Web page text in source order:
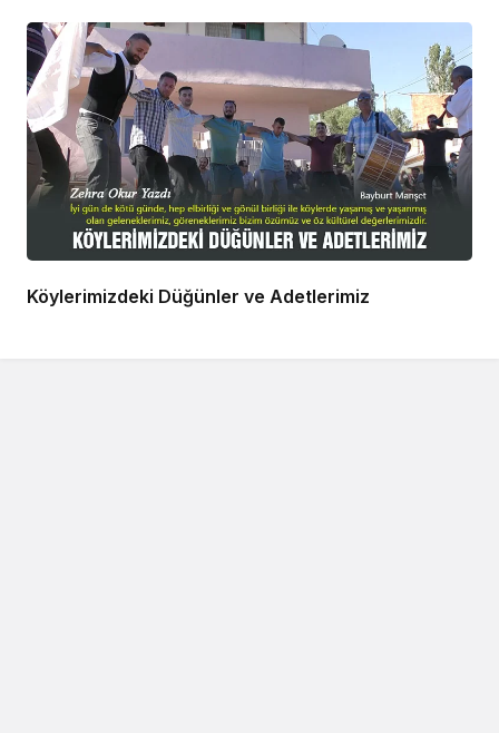
Köylerimizdeki Düğünler ve Adetlerimiz